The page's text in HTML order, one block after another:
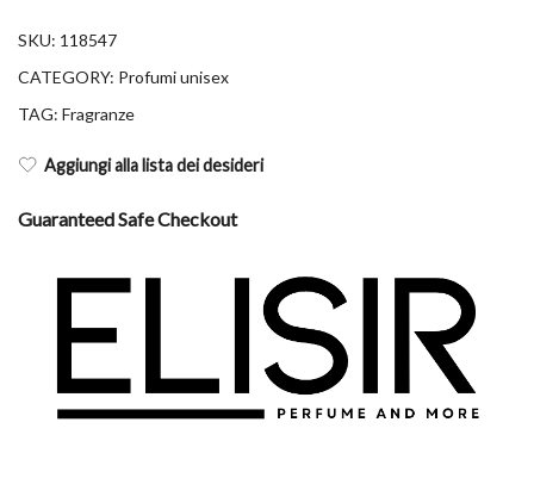
SKU: 118547
CATEGORY: Profumi unisex
TAG: Fragranze
Aggiungi alla lista dei desideri
Guaranteed Safe Checkout